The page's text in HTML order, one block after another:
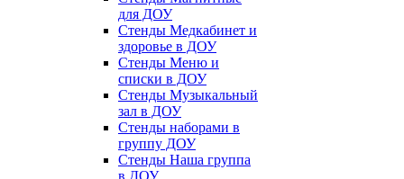
для ДОУ
Стенды Медкабинет и
здоровье в ДОУ
Стенды Меню и
списки в ДОУ
Стенды Музыкальный
зал в ДОУ
Стенды наборами в
группу ДОУ
Стенды Наша группа
в ДОУ